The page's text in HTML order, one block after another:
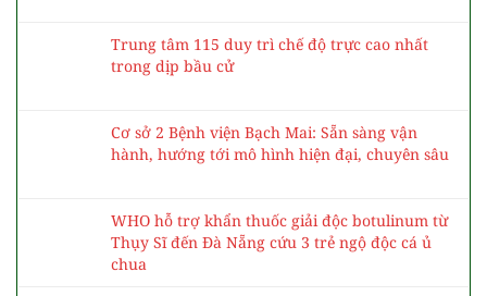
Trung tâm 115 duy trì chế độ trực cao nhất
trong dịp bầu cử
Cơ sở 2 Bệnh viện Bạch Mai: Sẵn sàng vận
hành, hướng tới mô hình hiện đại, chuyên sâu
WHO hỗ trợ khẩn thuốc giải độc botulinum từ
Thụy Sĩ đến Đà Nẵng cứu 3 trẻ ngộ độc cá ủ
chua